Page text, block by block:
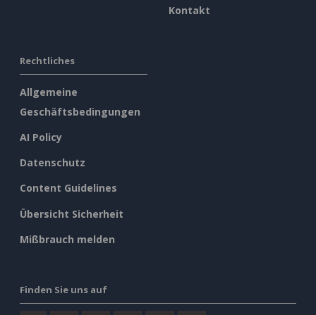
Kontakt
Rechtliches
Allgemeine
Geschäftsbedingungen
AI Policy
Datenschutz
Content Guidelines
Übersicht Sicherheit
Mißbrauch melden
Finden Sie uns auf